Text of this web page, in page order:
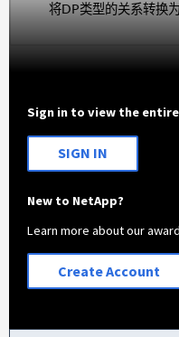
将DP类型的关系转换为
Sign in to view the
SIGN IN
New to NetApp?
Learn more about our
Create Account